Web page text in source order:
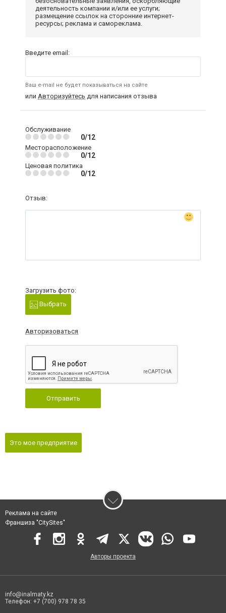
деятельность компании и/или ее услуги;
размещение ссылок на сторонние интернет-
ресурсы; реклама и самореклама.
Введите email:
Ваш e-mail не будет показываться на сайте
или Авторизуйтесь для написания отзыва
Обслуживание
0/12
Месторасположение
0/12
Ценовая политика
0/12
Отзыв:
Загрузить фото:
Выбрать
Авторизоваться
Отправить
Это мое предприятие
Реклама на сайте
Франшиза "CitySites"
Авторы проекта
info@inalmaty.kz
Телефон: +7 (700) 978 78 35